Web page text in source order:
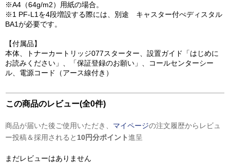
※A4（64g/m2）用紙の場合。
※1 PF-L1を4段増設する際には、別途 キャスター付ぺディスタル
BA1が必要です。
【付属品】
本体、トナーカートリッジ077スターター、設置ガイド「はじめに
お読みください」、「保証登録のお願い」、コールセンターシー
ル、電源コード（アース線付き）
この商品のレビュー(全0件)
商品が届いた後ご使用いただき、 マイページの注文履歴からレビュ
ー投稿＆採用されると 10円分ポイント進呈
まだレビューはありません